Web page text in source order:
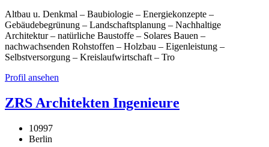
Altbau u. Denkmal – Baubiologie – Energiekonzepte –
Gebäudebegrünung – Landschaftsplanung – Nachhaltige
Architektur – natürliche Baustoffe – Solares Bauen –
nachwachsenden Rohstoffen – Holzbau – Eigenleistung –
Selbstversorgung – Kreislaufwirtschaft – Tro
Profil ansehen
ZRS Architekten Ingenieure
10997
Berlin